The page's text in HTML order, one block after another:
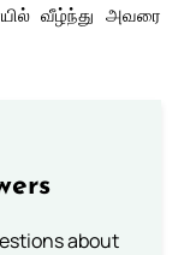
வீழ்ந்து அவரை
about